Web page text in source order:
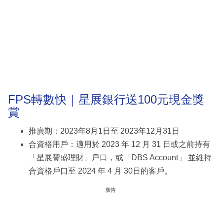
FPS轉數快｜星展銀行送100元現金獎
賞
推廣期：2023年8月1日至 2023年12月31日
合資格用戶：適用於 2023 年 12 月 31 日或之前持有
「星展豐盛理財」戶口，或「DBS Account」 並維持
合資格戶口至 2024 年 4 月 30日的客戶。
廣告